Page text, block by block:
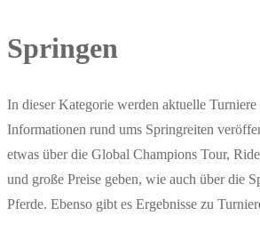
Springen
In dieser Kategorie werden aktuelle Turniere
Informationen rund ums Springreiten
etwas über die Global Champions Tour,
und große Preise geben, wie auch über die
Pferde. Ebenso gibt es Ergebnisse zu